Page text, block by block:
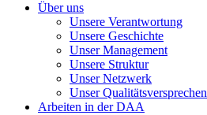
Über uns
Unsere Verantwortung
Unsere Geschichte
Unser Management
Unsere Struktur
Unser Netzwerk
Unser Qualitätsversprechen
Arbeiten in der DAA